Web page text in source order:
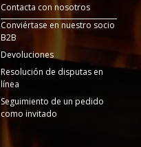
Contacta con nosotros
Conviértase en nuestro socio
B2B
Devoluciones
Resolución de disputas en
línea
Seguimiento de un pedido
como invitado